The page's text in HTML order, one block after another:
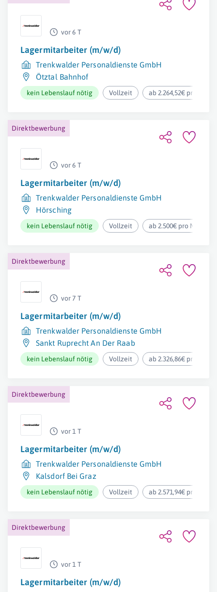
vor 6 T
Lagermitarbeiter (m/w/d)
Trenkwalder Personaldienste GmbH
Ötztal Bahnhof
kein Lebenslauf nötig Vollzeit ab 2.264,52€ pro
Direktbewerbung
vor 6 T
Lagermitarbeiter (m/w/d)
Trenkwalder Personaldienste GmbH
Hörsching
kein Lebenslauf nötig Vollzeit ab 2.500€ pro Monat
Direktbewerbung
vor 7 T
Lagermitarbeiter (m/w/d)
Trenkwalder Personaldienste GmbH
Sankt Ruprecht An Der Raab
kein Lebenslauf nötig Vollzeit ab 2.326,86€ pro
Direktbewerbung
vor 1 T
Lagermitarbeiter (m/w/d)
Trenkwalder Personaldienste GmbH
Kalsdorf Bei Graz
kein Lebenslauf nötig Vollzeit ab 2.571,94€ pro
Direktbewerbung
vor 1 T
Lagermitarbeiter (m/w/d)